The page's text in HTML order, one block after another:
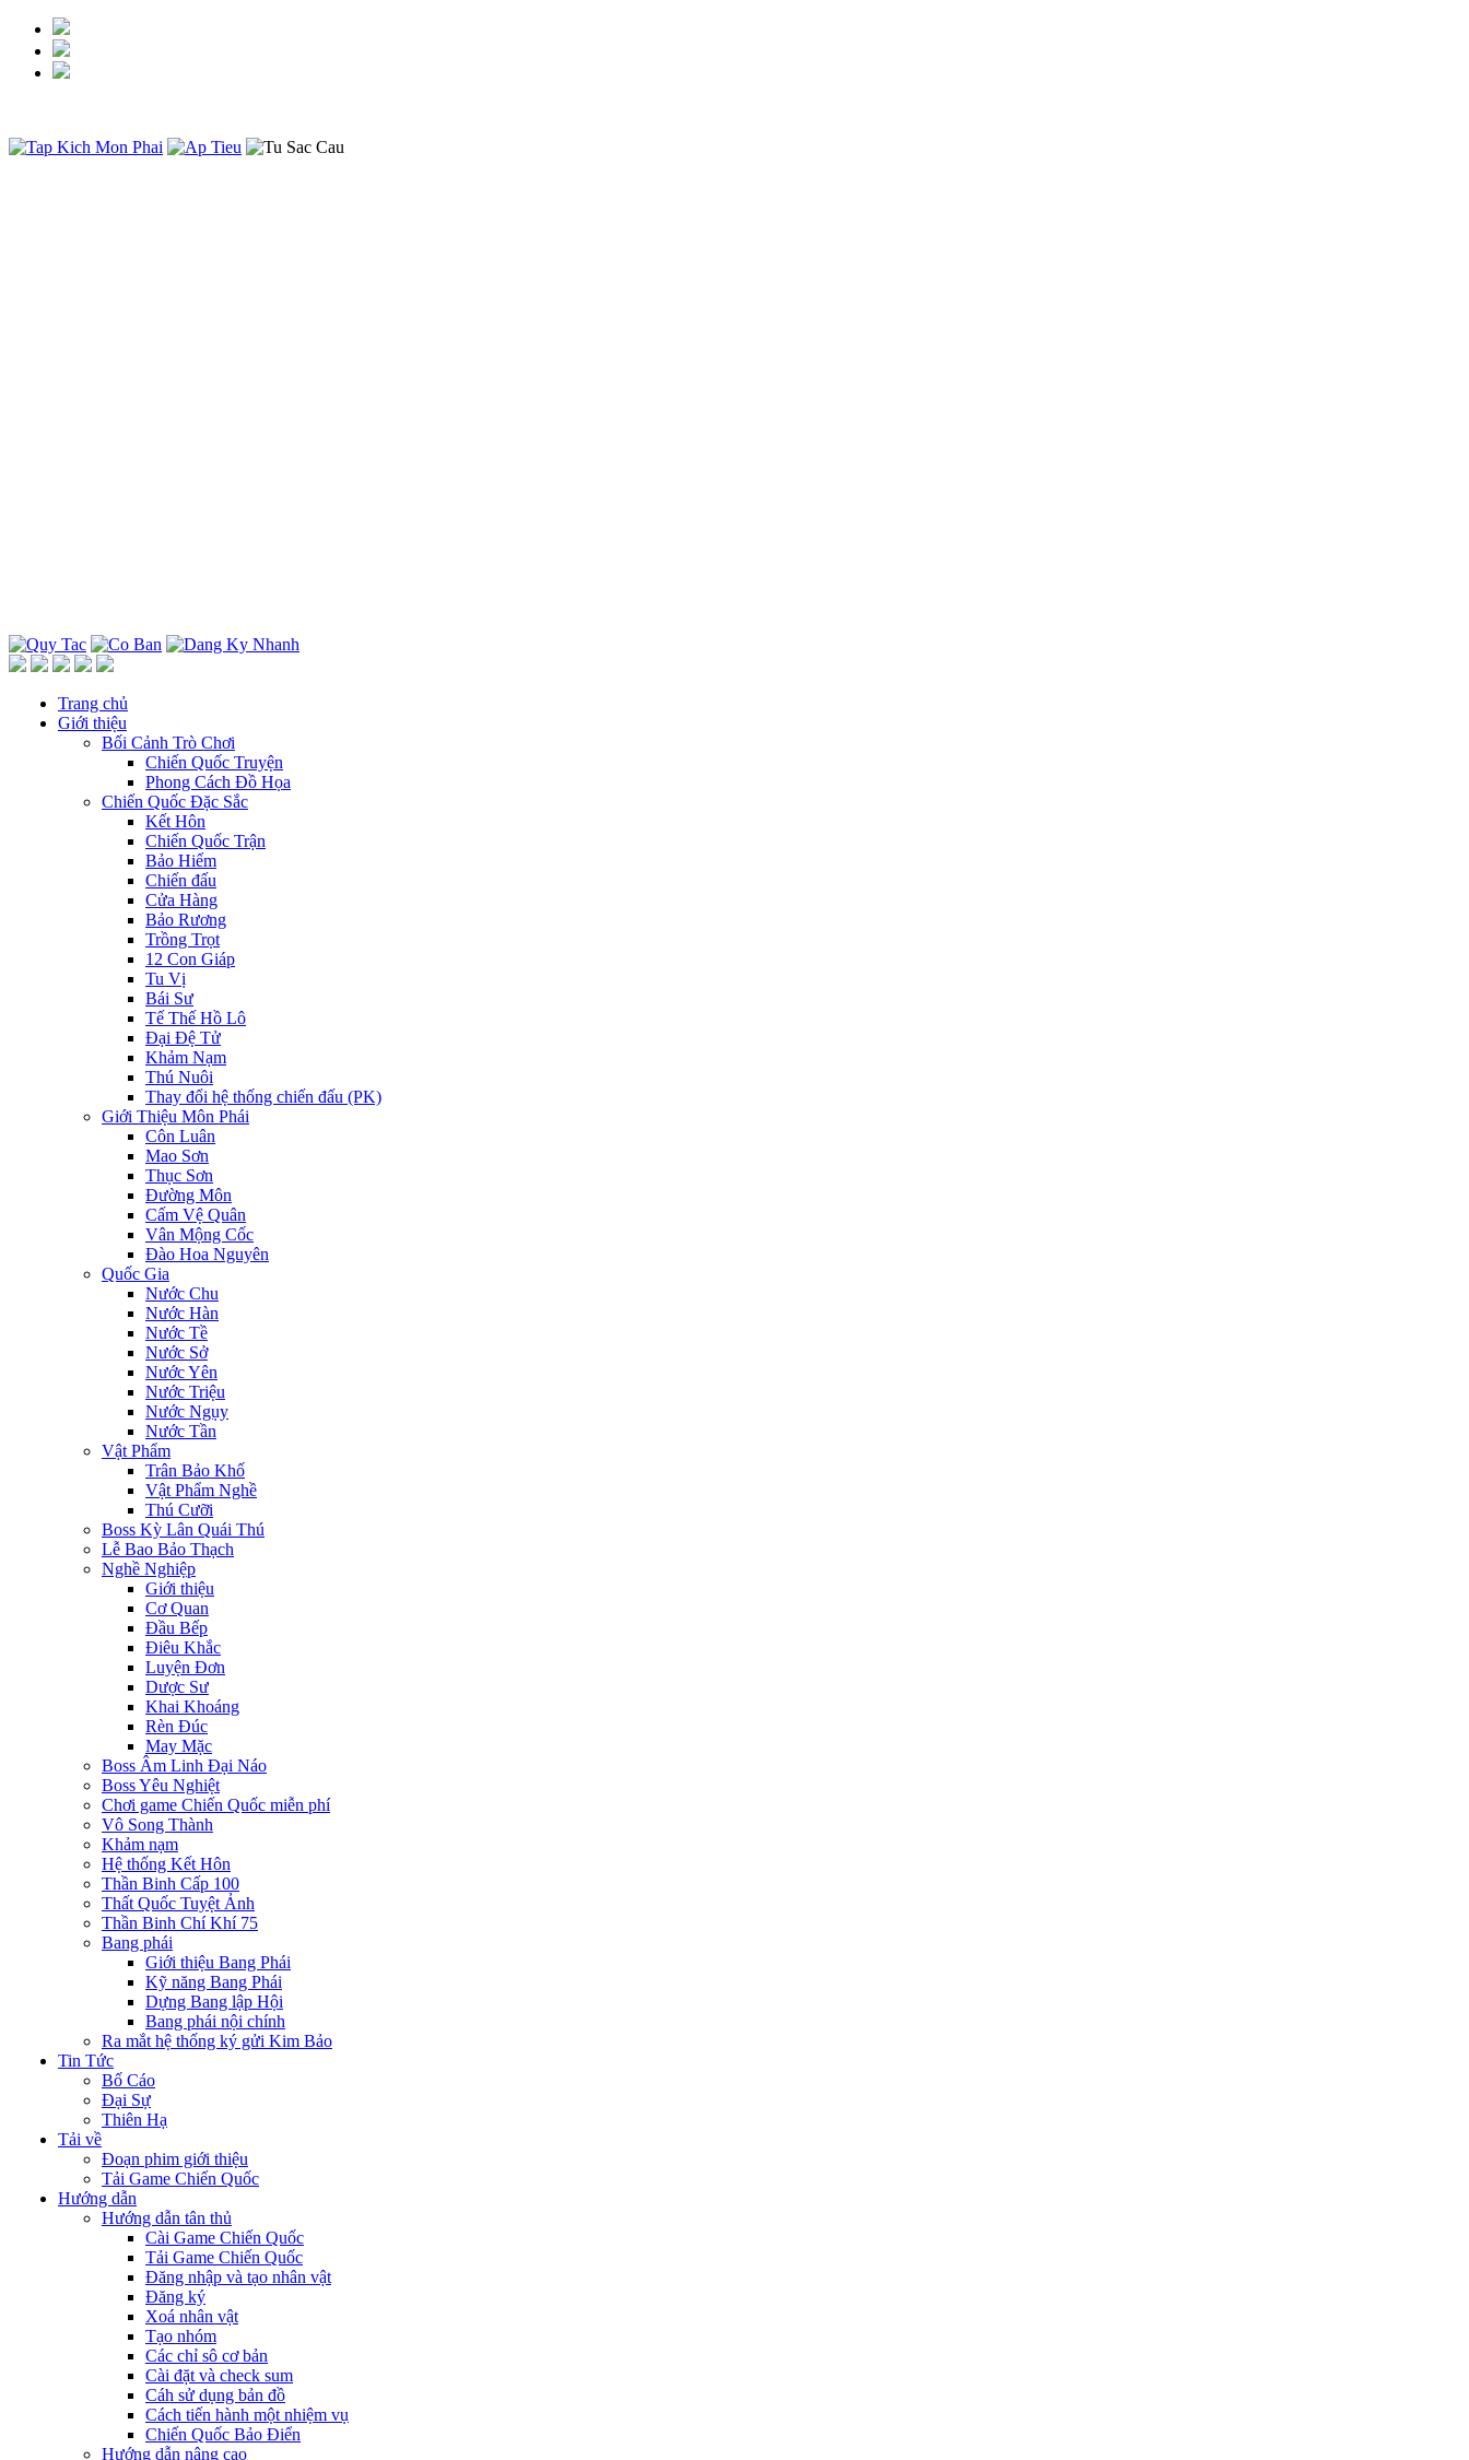
Trang chủ
Giới thiệu
Bối Cảnh Trò Chơi
Chiến Quốc Truyện
Phong Cách Đồ Họa
Chiến Quốc Đặc Sắc
Kết Hôn
Chiến Quốc Trận
Bảo Hiểm
Chiến đấu
Cửa Hàng
Bảo Rương
Trồng Trọt
12 Con Giáp
Tu Vị
Bái Sư
Tế Thế Hồ Lô
Đại Đệ Tử
Khảm Nạm
Thú Nuôi
Thay đổi hệ thống chiến đấu (PK)
Giới Thiệu Môn Phái
Côn Luân
Mao Sơn
Thục Sơn
Đường Môn
Cấm Vệ Quân
Vân Mộng Cốc
Đào Hoa Nguyên
Quốc Gia
Nước Chu
Nước Hàn
Nước Tề
Nước Sở
Nước Yên
Nước Triệu
Nước Ngụy
Nước Tần
Vật Phẩm
Trân Bảo Khố
Vật Phẩm Nghề
Thú Cưỡi
Boss Kỳ Lân Quái Thú
Lễ Bao Bảo Thạch
Nghề Nghiệp
Giới thiệu
Cơ Quan
Đầu Bếp
Điêu Khắc
Luyện Đơn
Dược Sư
Khai Khoáng
Rèn Đúc
May Mặc
Boss Âm Linh Đại Náo
Boss Yêu Nghiệt
Chơi game Chiến Quốc miễn phí
Vô Song Thành
Khảm nạm
Hệ thống Kết Hôn
Thần Binh Cấp 100
Thất Quốc Tuyệt Ảnh
Thần Binh Chí Khí 75
Bang phái
Giới thiệu Bang Phái
Kỹ năng Bang Phái
Dựng Bang lập Hội
Bang phái nội chính
Ra mắt hệ thống ký gửi Kim Bảo
Tin Tức
Bố Cáo
Đại Sự
Thiên Hạ
Tải về
Đoạn phim giới thiệu
Tải Game Chiến Quốc
Hướng dẫn
Hướng dẫn tân thủ
Cài Game Chiến Quốc
Tải Game Chiến Quốc
Đăng nhập và tạo nhân vật
Đăng ký
Xoá nhân vật
Tạo nhóm
Các chỉ sô cơ bản
Cài đặt và check sum
Cáh sử dụng bản đồ
Cách tiến hành một nhiệm vụ
Chiến Quốc Bảo Điển
Hướng dẫn nâng cao